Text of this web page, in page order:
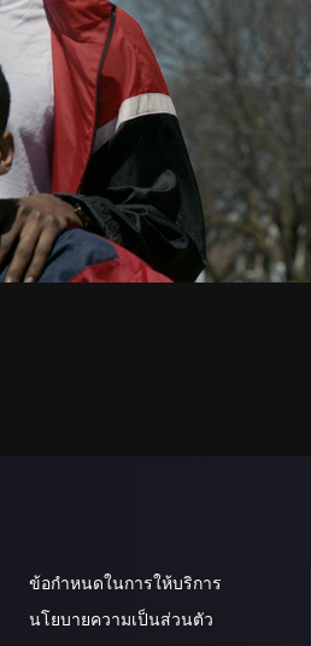
ข้อกำหนดในการให้บริการ
นโยบายความเป็นส่วนตัว